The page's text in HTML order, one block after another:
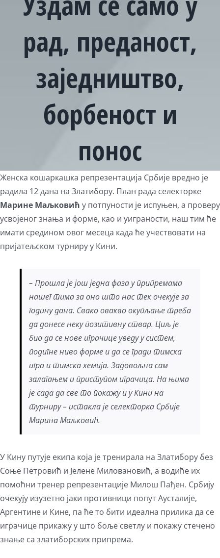
рад, преданост,
заједништво,
борбеност и
понос
View
Larger
Image
Женска кошаркашка репрезентација Србије вредно је
радила 12 дана на Златибору. План рада селекторке
Марине Маљковић у потпуности је испуњен, а проверу
усвојеног знања и форме, као и уиграности, наш тим ће
имати средином овог месеца када ће учествовати на
пријатељском турниру у Кини.
– Прошла је још једна фаза у припремама
нашег тима за оно што нас тек очекује за
годину дана. Свако овакво окупљање треба
да донесе неку позитивну ствар. Циљ је
био да се нове играчице уведу у систем,
подигне ниво форме и да се гради тимска
игра и тимска хемија. Задовољна сам
залагањем и приступом играчица. На њима
је сада да све то покажу и у Кини на
турниру – истакла је селекторка Србије
Марина Маљковић.
У Кину путује екипа која је тренирала на Златибору без
Соње Петровић и Јелене Миловановић, а водиће их
помоћни тренер репрезентације Милош Пађен. Србију
очекују изузетно јаки противници попут Аусталије,
Аргентине и Кине, па ће то бити идеална прилика да се
играчице прикажу у што боље светлу и покажу стечено
знање са златиборских припрема.